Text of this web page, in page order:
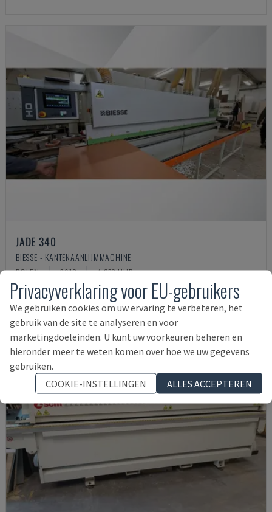
JADE 340
BIESSE - KANTENAANLIJMMACHINE
POLEN 2018 4.832 UUR
27.000 €
Privacyverklaring voor EU-gebruikers
We gebruiken cookies om uw ervaring te verbeteren, het
gebruik van de site te analyseren en voor
marketingdoeleinden. U kunt uw voorkeuren beheren en
hieronder meer te weten komen over hoe we uw gegevens
gebruiken.
COOKIE-INSTELLINGEN
ALLES ACCEPTEREN